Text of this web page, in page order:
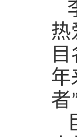
热
年
者